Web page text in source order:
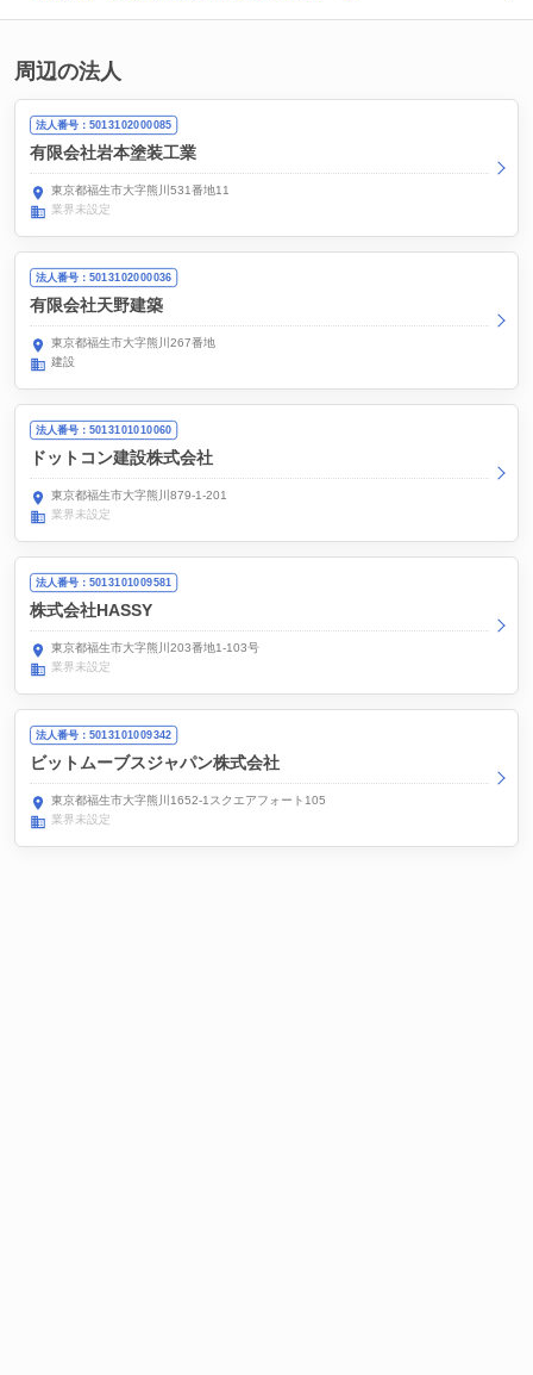
周辺の法人
法人番号：5013102000085
有限会社岩本塗装工業
東京都福生市大字熊川531番地11
業界未設定
法人番号：5013102000036
有限会社天野建築
東京都福生市大字熊川267番地
建設
法人番号：5013101010060
ドットコン建設株式会社
東京都福生市大字熊川879-1-201
業界未設定
法人番号：5013101009581
株式会社HASSY
東京都福生市大字熊川203番地1-103号
業界未設定
法人番号：5013101009342
ビットムーブスジャパン株式会社
東京都福生市大字熊川1652-1スクエアフォート105
業界未設定